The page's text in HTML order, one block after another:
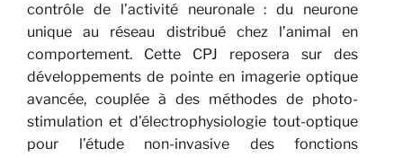
contrôle de l’activité neuronale : du neurone
unique au réseau distribué chez l’animal en
comportement. Cette CPJ reposera sur des
développements de pointe en imagerie optique
avancée, couplée à des méthodes de photo-
stimulation et d’électrophysiologie tout-optique
pour l’étude non-invasive des fonctions